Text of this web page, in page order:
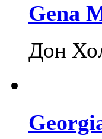
Gena
Дон